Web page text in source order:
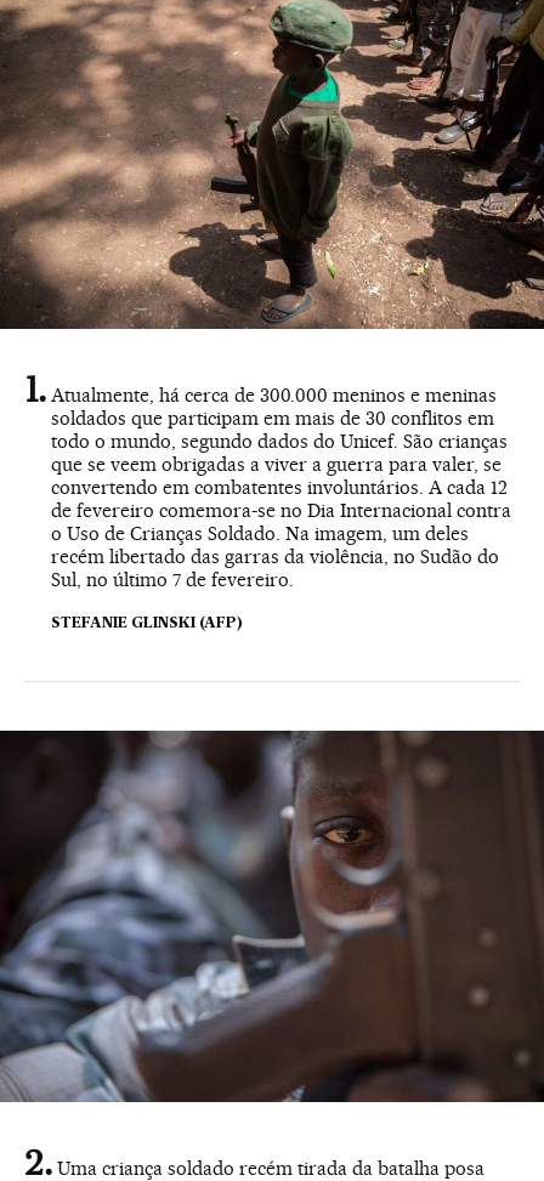
Atualmente, há cerca de 300.000 meninos e meninas
soldados que participam em mais de 30 conflitos em
todo o mundo, segundo dados do Unicef. São crianças
que se veem obrigadas a viver a guerra para valer, se
convertendo em combatentes involuntários. A cada 12
de fevereiro comemora-se no Dia Internacional contra
o Uso de Crianças Soldado. Na imagem, um deles
recém libertado das garras da violência, no Sudão do
Sul, no último 7 de fevereiro.
STEFANIE GLINSKI (AFP)
Uma criança soldado recém tirada da batalha posa